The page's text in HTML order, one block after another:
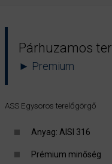
Párhuzamos
► Premium
ASS Egysoros terelőgörgő
Anyag: AISI 316
Prémium minőség